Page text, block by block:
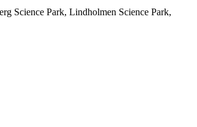
Science Park, Lindholmen Science Park,